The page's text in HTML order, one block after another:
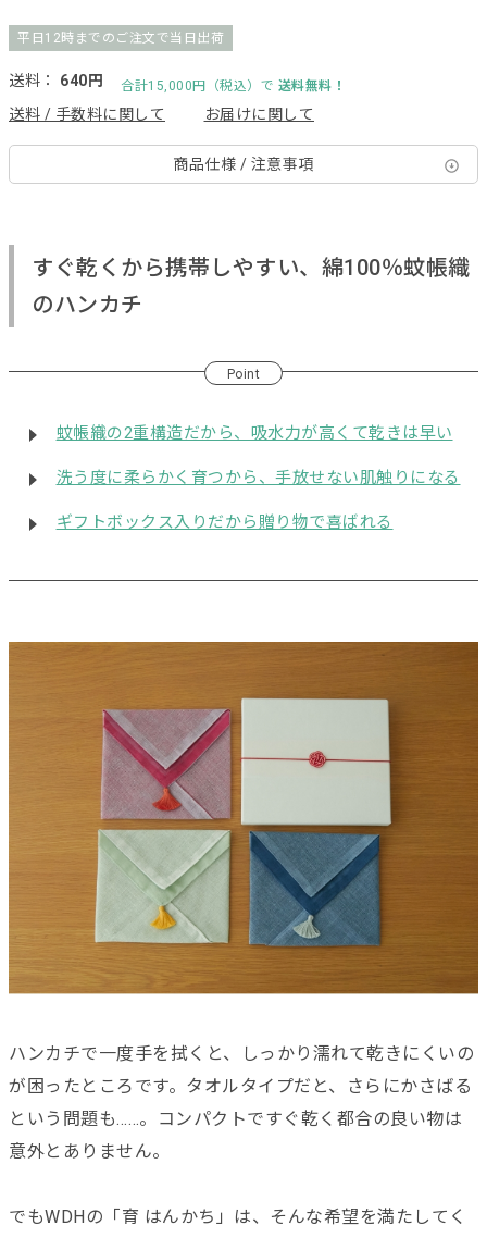
平日12時までのご注文で当日出荷
送料： 640円 合計15,000円（税込）で 送料無料！
送料 / 手数料に関して お届けに関して
商品仕様 / 注意事項
すぐ乾くから携帯しやすい、綿100％蚊帳織
のハンカチ
Point
蚊帳織の2重構造だから、吸水力が高くて乾きは早い
洗う度に柔らかく育つから、手放せない肌触りになる
ギフトボックス入りだから贈り物で喜ばれる
ハンカチで一度手を拭くと、しっかり濡れて乾きにくいの
が困ったところです。タオルタイプだと、さらにかさばる
という問題も……。コンパクトですぐ乾く都合の良い物は
意外とありません。
でもWDHの「育 はんかち」は、そんな希望を満たしてく